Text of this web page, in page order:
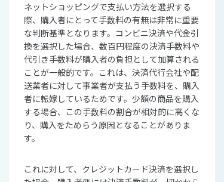
ネットショッピングで支払い方法を選択する
際、購入者にとって手数料の有無は非常に重要
な判断基準となります。コンビニ決済や代金引
換を選択した場合、数百円程度の決済手数料や
代引き手数料が購入者の負担として加算される
ことが一般的です。これは、決済代行会社や配
送業者に対して事業者が支払う手数料を、購入
者に転嫁しているためです。少額の商品を購入
する場合、この手数料の割合が相対的に高くな
り、購入をためらう原因となることがありま
す。
これに対して、クレジットカード決済を選択し